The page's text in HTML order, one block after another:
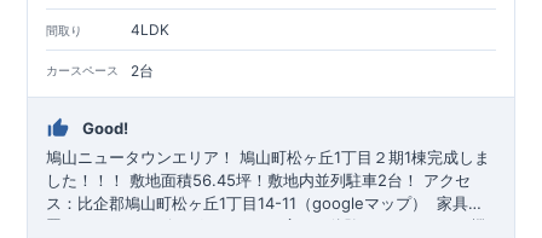
間取り 4LDK
カースペース 2台
Good!
鳩山ニュータウンエリア！ 鳩山町松ヶ丘1丁目２期1棟完成しま
した！！！ 敷地面積56.45坪！敷地内並列駐車2台！ アクセ
ス： 比企郡鳩山町松ヶ丘1丁目14-11（googleマップ）
​ 家具設
置しました。リビングのリアルな広さを体験できます！この機